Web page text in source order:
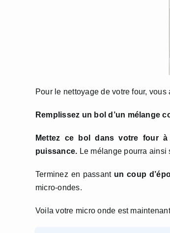
Pour le nettoyage de votre four,
Remplissez un bol d’un mélange
Mettez ce bol dans votre four
puissance. Le mélange pourra ainsi
Terminez en passant un coup
micro-ondes.
Voila votre micro onde est